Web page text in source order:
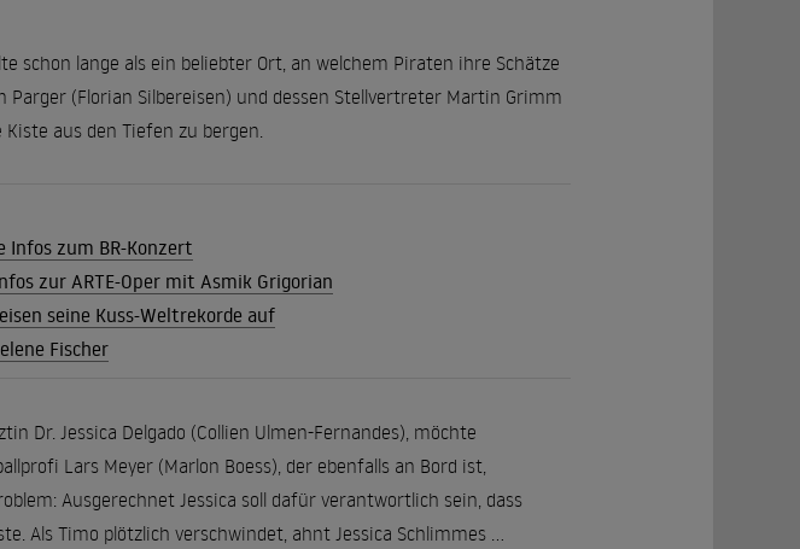
schon lange als ein beliebter Ort, an welchem Piraten ihre Schätze
(Florian Silbereisen) und dessen Stellvertreter Martin Grimm
aus den Tiefen zu bergen.
Infos zum BR-Konzert
zur ARTE-Oper mit Asmik Grigorian
seine Kuss-Weltrekorde auf
Fischer
Dr. Jessica Delgado (Collien Ulmen-Fernandes), möchte
Lars Meyer (Marlon Boess), der ebenfalls an Bord ist,
Ausgerechnet Jessica soll dafür verantwortlich sein, dass
Als Timo plötzlich verschwindet, ahnt Jessica Schlimmes ...